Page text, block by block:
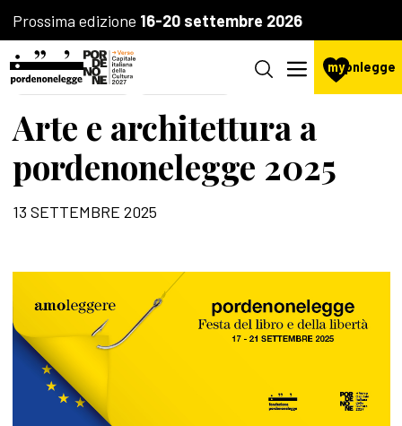
Prossima edizione 16-20 settembre 2026
mypnlegge
LA FONDAZIONE
Arte e architettura a
pordenonelegge 2025
13 SETTEMBRE 2025